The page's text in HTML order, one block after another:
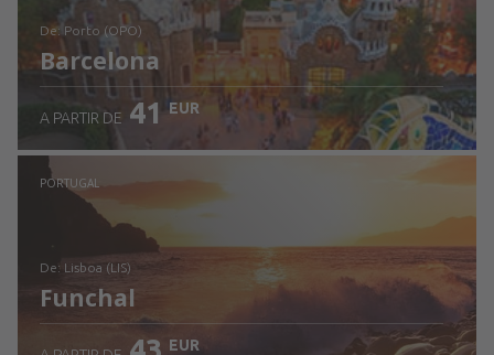
de: Porto (OPO)
Barcelona
Ver detalhes
A PARTIR DE 41 EUR
PORTUGAL
de: Lisboa (LIS)
Funchal
EUR